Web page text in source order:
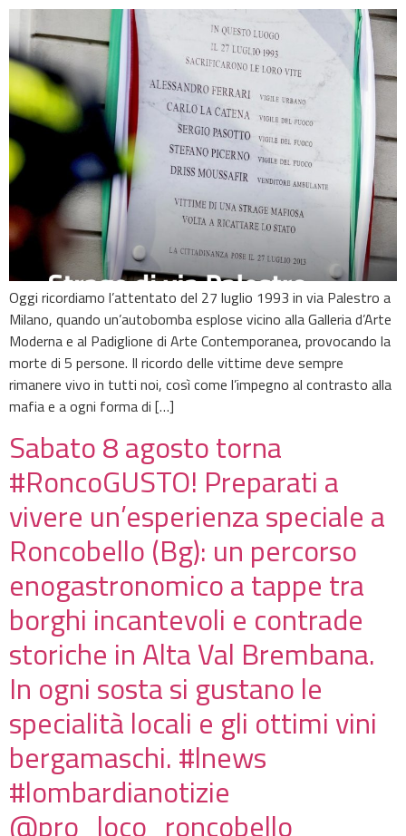
Oggi ricordiamo l’attentato del 27 luglio 1993 in via Palestro a
Milano, quando un’autobomba esplose vicino alla Galleria d’Arte
Moderna e al Padiglione di Arte Contemporanea, provocando la
morte di 5 persone. Il ricordo delle vittime deve sempre
rimanere vivo in tutti noi, così come l’impegno al contrasto alla
mafia e a ogni forma di […]
Sabato 8 agosto torna
#RoncoGUSTO! Preparati a
vivere un’esperienza speciale a
Roncobello (Bg): un percorso
enogastronomico a tappe tra
borghi incantevoli e contrade
storiche in Alta Val Brembana.
In ogni sosta si gustano le
specialità locali e gli ottimi vini
bergamaschi. #lnews
#lombardianotizie
@pro_loco_roncobello